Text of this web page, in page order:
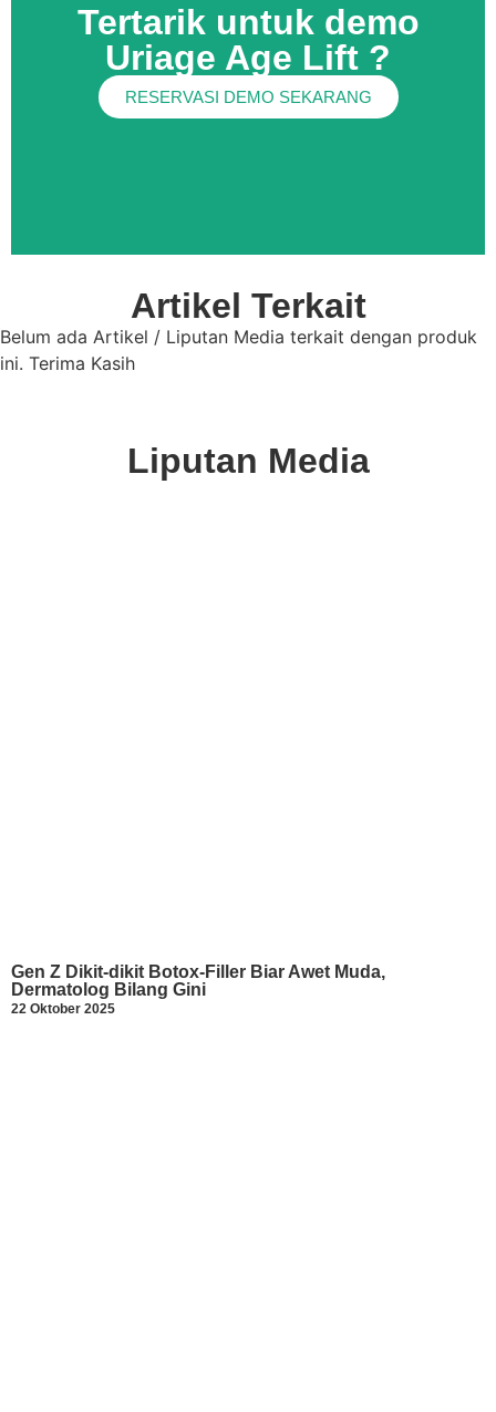
Tertarik untuk demo
Uriage Age Lift ?
RESERVASI DEMO SEKARANG
Artikel Terkait
Belum ada Artikel / Liputan Media terkait dengan produk
ini. Terima Kasih
Liputan Media
Gen Z Dikit-dikit Botox-Filler Biar Awet Muda,
Dermatolog Bilang Gini
22 Oktober 2025